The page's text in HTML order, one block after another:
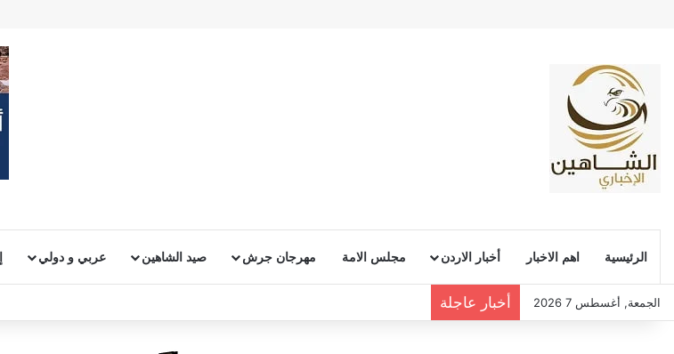
الرئيسية اهم الاخبار أخبار الاردن مجلس الامة مهرجان جرش صيد الشاهين عربي و دولي
الجمعة, أغسطس 7 2026 أخبار عاجلة